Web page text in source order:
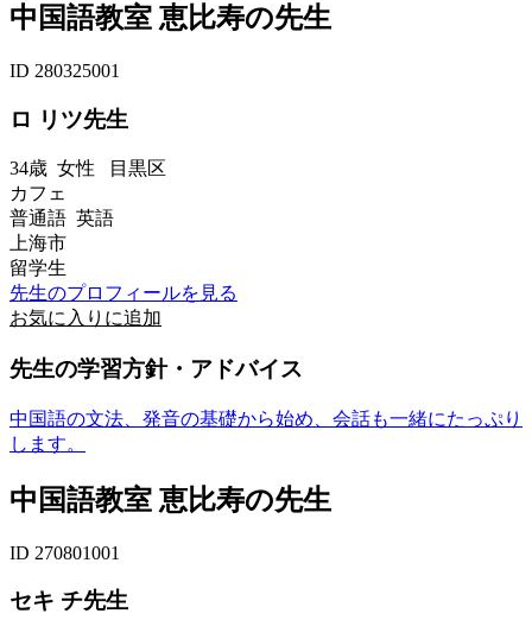
中国語教室 恵比寿の先生
ID 280325001
ロ リツ先生
34歳 女性 目黒区
カフェ
普通語 英語
上海市
留学生
先生のプロフィールを見る
お気に入りに追加
先生の学習方針・アドバイス
中国語の文法、発音の基礎から始め、会話も一緒にたっぷり
します。
中国語教室 恵比寿の先生
ID 270801001
セキ チ先生